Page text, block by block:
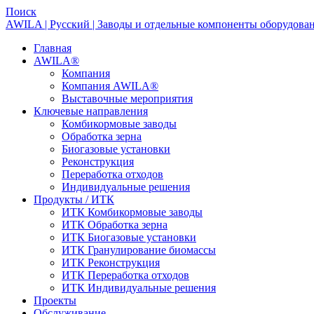
Поиск
AWILA | Русский | Заводы и отдельные компоненты
Главная
AWILA®
Компания
Компания AWILA®
Выставочные мероприятия
Ключевые направления
Комбикормовые заводы
Обработка зерна
Биогазовые установки
Реконструкция
Переработка отходов
Индивидуальные решения
Продукты / ИТК
ИТК Комбикормовые заводы
ИТК Обработка зерна
ИТК Биогазовые установки
ИТК Гранулирование биомассы
ИТК Реконструкция
ИТК Переработка отходов
ИТК Индивидуальные решения
Проекты